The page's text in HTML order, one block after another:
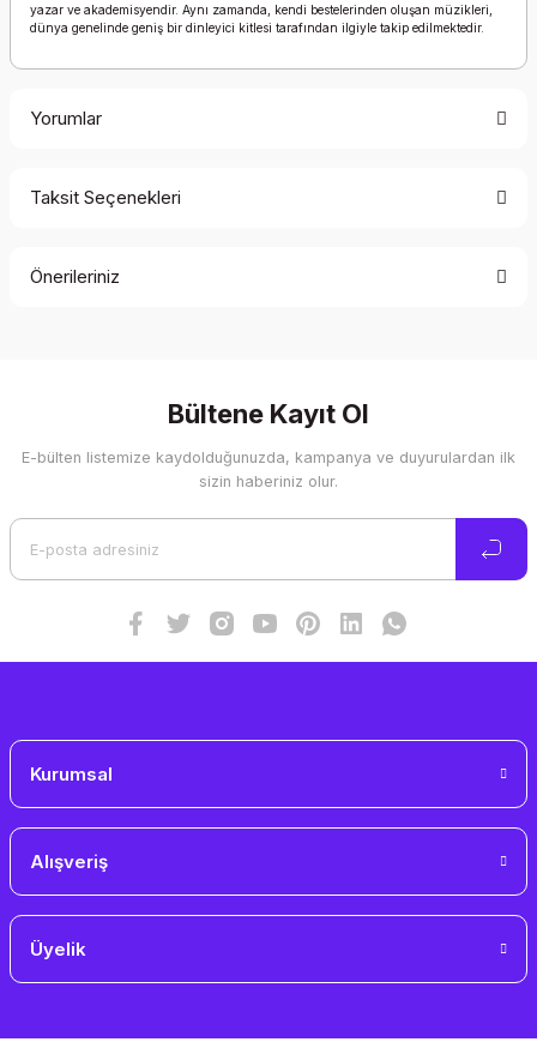
yazar ve akademisyendir. Aynı zamanda, kendi bestelerinden oluşan müzikleri,
dünya genelinde geniş bir dinleyici kitlesi tarafından ilgiyle takip edilmektedir.
Yorumlar
Taksit Seçenekleri
Önerileriniz
Görüş ve önerileriniz için teşekkür ederiz.
Ürün resmi kalitesiz, bozuk veya görüntülenemiyor.
Bültene Kayıt Ol
E-bülten listemize kaydolduğunuzda, kampanya ve duyurulardan ilk
sizin haberiniz olur.
Kurumsal
Alışveriş
Üyelik